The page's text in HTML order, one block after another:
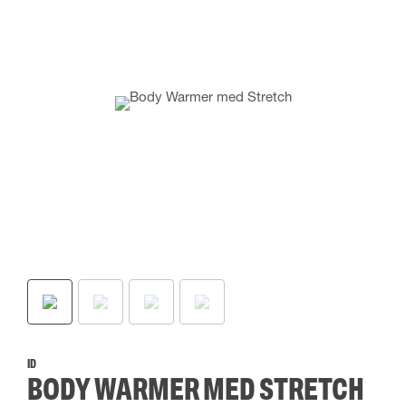
ID
BODY WARMER MED STRETCH